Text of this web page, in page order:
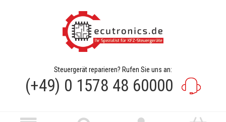
Steuergerät reparieren? Rufen Sie uns an:
(+49) 0 1578 48 60000